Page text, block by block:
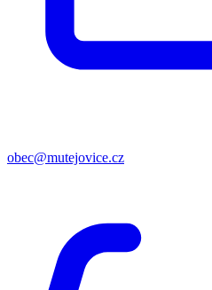
obec@mutejovice.cz